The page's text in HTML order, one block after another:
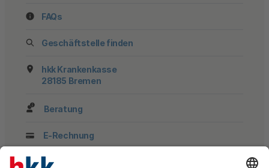
FAQs
Geschäftstelle finden
hkk Krankenkasse
28185 Bremen
Beratung
E-Rechnung
Newsletter